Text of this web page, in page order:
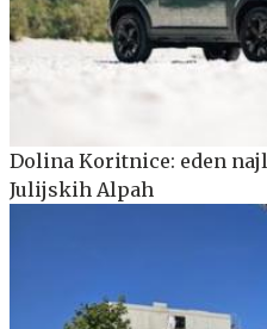
Dolina Koritnice: eden
Julijskih Alpah